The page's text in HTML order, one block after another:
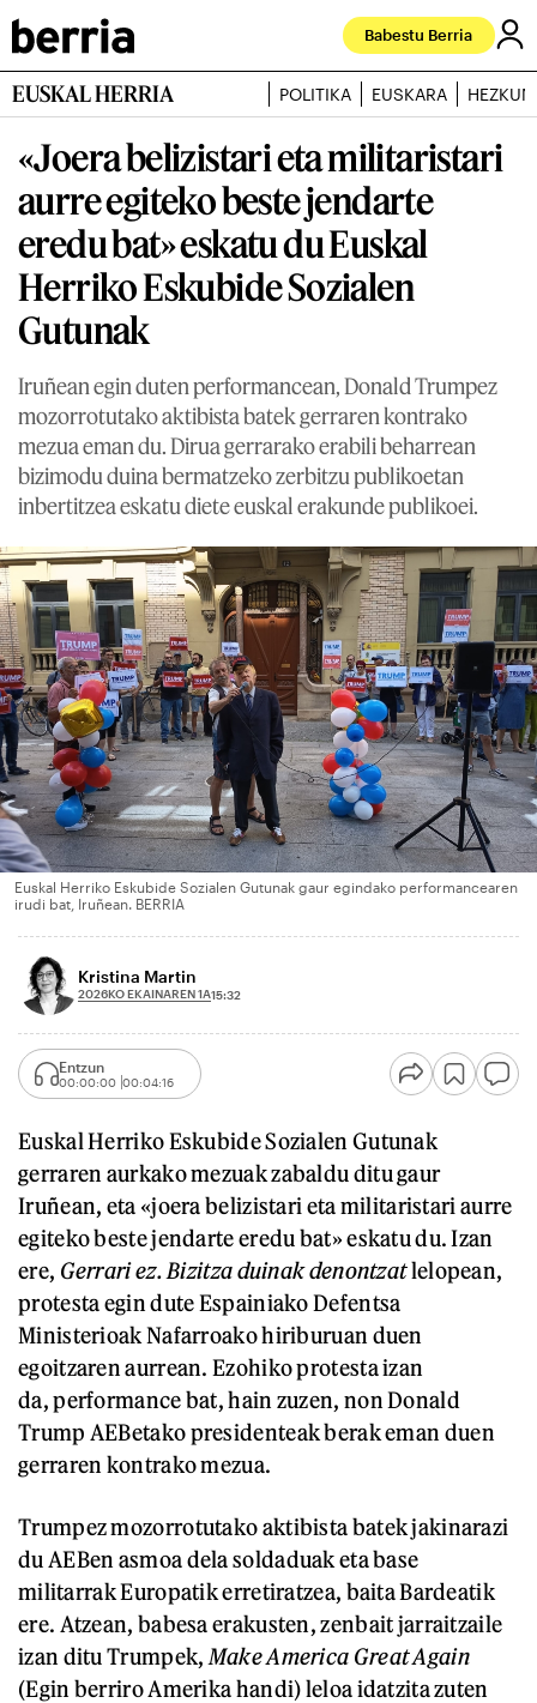
Babestu Berria
EUSKAL HERRIA POLITIKA EUSKARA
«Joera belizistari eta militaristari
aurre egiteko beste jendarte
eredu bat» eskatu du Euskal
Herriko Eskubide Sozialen
Gutunak
Iruñean egin duten performancean, Donald Trumpez
mozorrotutako aktibista batek gerraren kontrako
mezua eman du. Dirua gerrarako erabili beharrean
bizimodu duina bermatzeko zerbitzu publikoetan
inbertitzea eskatu diete euskal erakunde publikoei.
Euskal Herriko Eskubide Sozialen Gutunak gaur egindako performancearen
irudi bat, Iruñean. BERRIA
Kristina Martin
2026KO EKAINAREN 1A15:32
Entzun
00:00:00 00:04:16
Euskal Herriko Eskubide Sozialen Gutunak
gerraren aurkako mezuak zabaldu ditu gaur
Iruñean, eta «joera belizistari eta militaristari aurre
egiteko beste jendarte eredu bat» eskatu du. Izan
ere, Gerrari ez. Bizitza duinak denontzatlelopean,
protesta egin dute Espainiako Defentsa
Ministerioak Nafarroako hiriburuan duen
egoitzaren aurrean. Ezohiko protesta izan
da, performance bat, hain zuzen, non Donald
Trump AEBetako presidenteak berak eman duen
gerraren kontrako mezua.
Trumpez mozorrotutako aktibista batek jakinarazi
du AEBen asmoa dela soldaduak eta base
militarrak Europatik erretiratzea, baita Bardeatik
ere. Atzean, babesa erakusten, zenbait jarraitzaile
izan ditu Trumpek, Make America Great Again
(Egin berriro Amerika handi) leloa idatzita zuten